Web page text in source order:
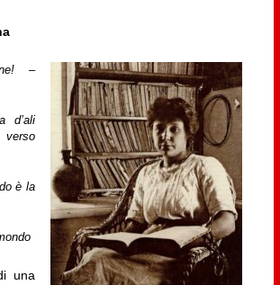
–
d’ali
è la
una